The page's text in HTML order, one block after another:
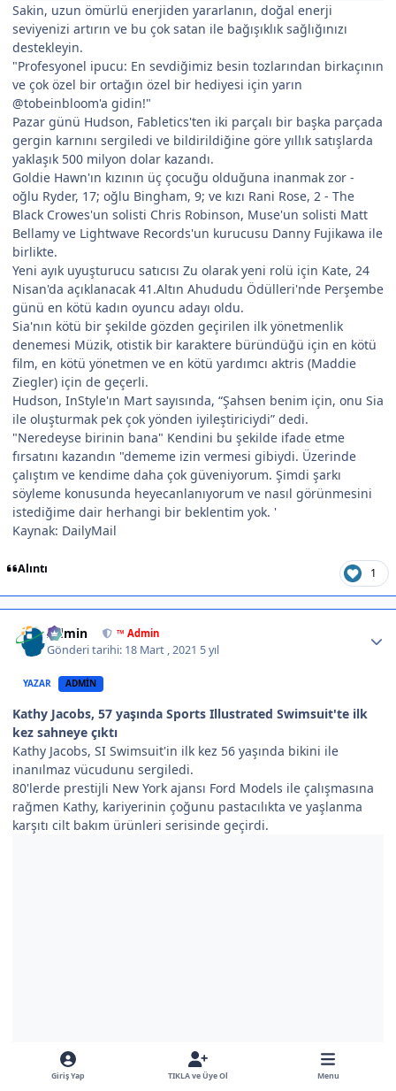
Sakin, uzun ömürlü enerjiden yararlanın, doğal enerji
seviyenizi artırın ve bu çok satan ile bağışıklık sağlığınızı
destekleyin.
"Profesyonel ipucu: En sevdiğimiz besin tozlarından birkaçının
ve çok özel bir ortağın özel bir hediyesi için yarın
@tobeinbloom'a gidin!"
Pazar günü Hudson, Fabletics'ten iki parçalı bir başka parçada
gergin karnını sergiledi ve bildirildiğine göre yıllık satışlarda
yaklaşık 500 milyon dolar kazandı.
Goldie Hawn'ın kızının üç çocuğu olduğuna inanmak zor -
oğlu Ryder, 17; oğlu Bingham, 9; ve kızı Rani Rose, 2 - The
Black Crowes'un solisti Chris Robinson, Muse'un solisti Matt
Bellamy ve Lightwave Records'un kurucusu Danny Fujikawa ile
birlikte.
Yeni ayık uyuşturucu satıcısı Zu olarak yeni rolü için Kate, 24
Nisan'da açıklanacak 41.Altın Ahududu Ödülleri'nde Perşembe
günü en kötü kadın oyuncu adayı oldu.
Sia'nın kötü bir şekilde gözden geçirilen ilk yönetmenlik
denemesi Müzik, otistik bir karaktere büründüğü için en kötü
film, en kötü yönetmen ve en kötü yardımcı aktris (Maddie
Ziegler) için de geçerli.
Hudson, InStyle'ın Mart sayısında, “Şahsen benim için, onu Sia
ile oluşturmak pek çok yönden iyileştiriciydi” dedi.
"Neredeyse birinin bana" Kendini bu şekilde ifade etme
fırsatını kazandın "dememe izin vermesi gibiydi. Üzerinde
çalıştım ve kendime daha çok güveniyorum. Şimdi şarkı
söyleme konusunda heyecanlanıyorum ve nasıl görünmesini
istediğime dair herhangi bir beklentim yok. '
Kaynak: DailyMail
Alıntı 1
Admin ™ Admin
Gönderi tarihi: 18 Mart , 2021 5 yıl
YAZAR ADMIN
Kathy Jacobs, 57 yaşında Sports Illustrated Swimsuit'te ilk
kez sahneye çıktı
Kathy Jacobs, SI Swimsuit'in ilk kez 56 yaşında bikini ile
inanılmaz vücudunu sergiledi.
80'lerde prestijli New York ajansı Ford Models ile çalışmasına
rağmen Kathy, kariyerinin çoğunu pastacılıkta ve yaşlanma
karşıtı cilt bakım ürünleri serisinde geçirdi.
Giriş Yap TIKLA ve Üye Ol Menu